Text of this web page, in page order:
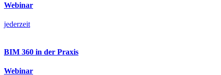
Webinar
jederzeit
BIM 360 in der Praxis
Webinar